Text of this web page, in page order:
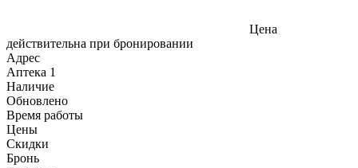
Цена
действительна при бронировании
Адрес
Аптека 1
Наличие
Обновлено
Время работы
Цены
Скидки
Бронь